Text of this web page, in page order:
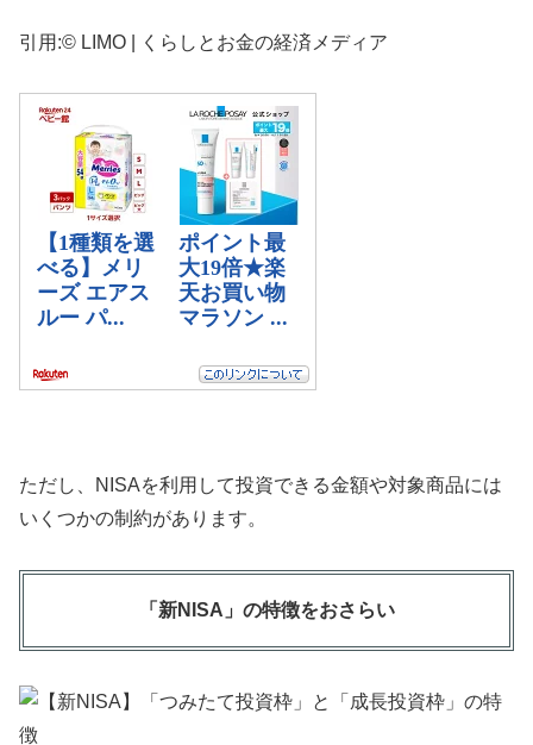
引用:© LIMO | くらしとお金の経済メディア
ただし、NISAを利用して投資できる金額や対象商品には
いくつかの制約があります。
「新NISA」の特徴をおさらい